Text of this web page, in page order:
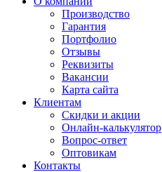
Производство
Гарантия
Портфолио
Отзывы
Реквизиты
Вакансии
Карта сайта
Клиентам
Скидки и акции
Онлайн-калькулятор
Вопрос-ответ
Оптовикам
Контакты